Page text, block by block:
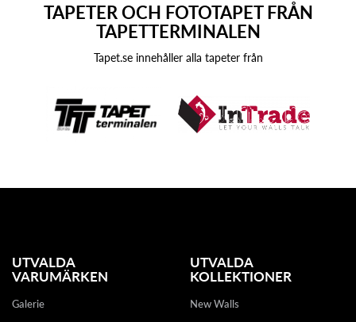
TAPETER OCH FOTOTAPET FRÅN
TAPETTERMINALEN
Tapet.se innehåller alla tapeter från
UTVALDA
VARUMÄRKEN
Galerie
UTVALDA
KOLLEKTIONER
New Walls